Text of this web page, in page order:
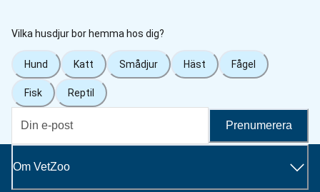
Vilka husdjur bor hemma hos dig?
Hund Katt Smådjur Häst Fågel
Fisk Reptil
Prenumerera
Om VetZoo